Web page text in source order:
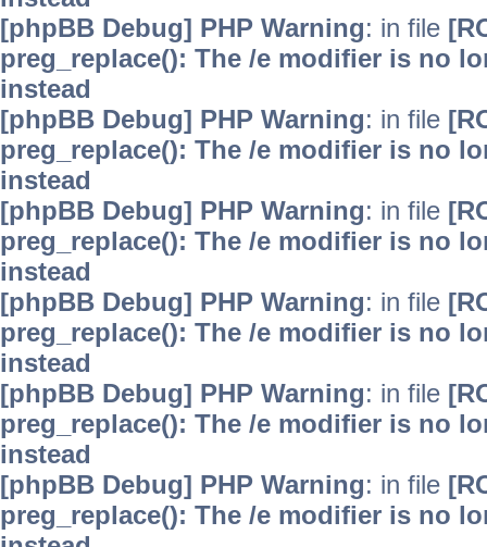
[phpBB Debug] PHP Warning: in file
preg_replace(): The /e modifier is no
instead
[phpBB Debug] PHP Warning: in file
preg_replace(): The /e modifier is no
instead
[phpBB Debug] PHP Warning: in file
preg_replace(): The /e modifier is no
instead
[phpBB Debug] PHP Warning: in file
preg_replace(): The /e modifier is no
instead
[phpBB Debug] PHP Warning: in file
preg_replace(): The /e modifier is no
instead
[phpBB Debug] PHP Warning: in file
preg_replace(): The /e modifier is no